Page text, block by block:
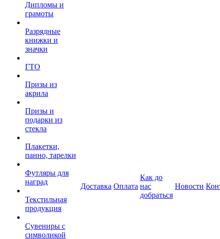
Дипломы и
грамоты
Разрядные
книжки и
значки
ГТО
Призы из
акрила
Призы и
подарки из
стекла
Плакетки,
панно, тарелки
Футляры для
наград
Текстильная
продукция
Сувениры с
символикой
Доставка Оплата
Как до
нас
добраться
Новости